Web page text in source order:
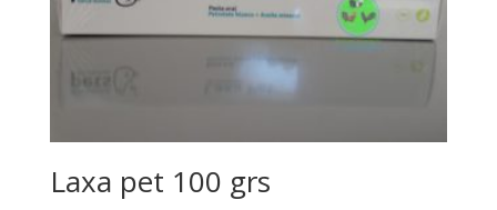
Laxa pet 100 grs